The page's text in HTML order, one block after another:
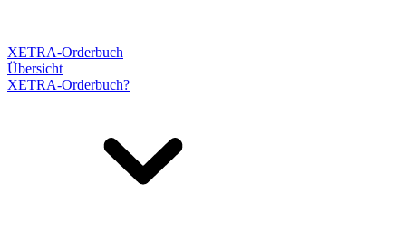
XETRA-Orderbuch
Übersicht
XETRA-Orderbuch?